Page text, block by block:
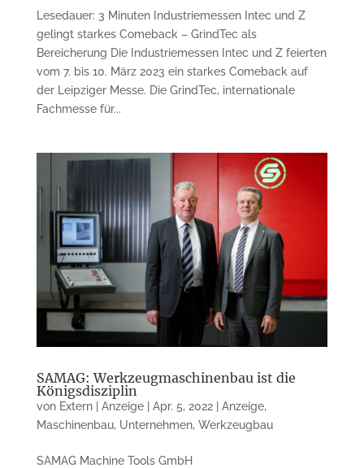
Lesedauer: 3 Minuten Industriemessen Intec und Z
gelingt starkes Comeback – GrindTec als
Bereicherung Die Industriemessen Intec und Z feierten
vom 7. bis 10. März 2023 ein starkes Comeback auf
der Leipziger Messe. Die GrindTec, internationale
Fachmesse für...
SAMAG: Werkzeugmaschinenbau ist die
Königsdisziplin
von Extern | Anzeige| Apr. 5, 2022| Anzeige,
Maschinenbau, Unternehmen, Werkzeugbau
SAMAG Machine Tools GmbH